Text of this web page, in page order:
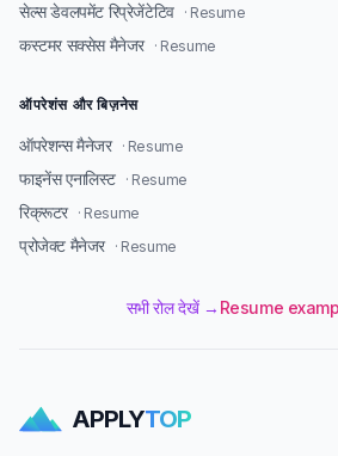
सेल्स डेवलपमेंट रिप्रेजेंटेटिव · Resume
कस्टमर सक्सेस मैनेजर · Resume
ऑपरेशंस और बिज़नेस
ऑपरेशन्स मैनेजर · Resume
फाइनेंस एनालिस्ट · Resume
रिक्रूटर · Resume
प्रोजेक्ट मैनेजर · Resume
सभी रोल देखें → Resume
APPLYTOP